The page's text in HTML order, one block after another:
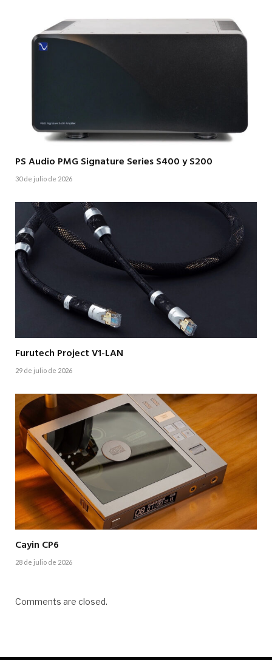
PS Audio PMG Signature Series S400 y S200
30 de julio de 2026
Furutech Project V1-LAN
29 de julio de 2026
Cayin CP6
28 de julio de 2026
Comments are closed.